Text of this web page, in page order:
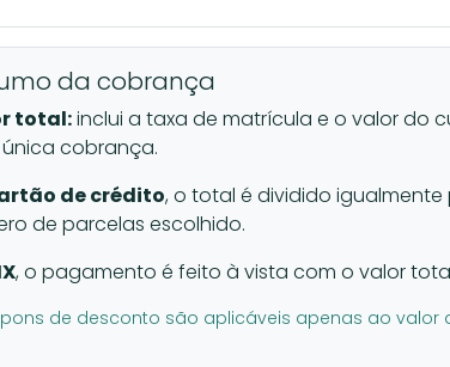
da cobrança
total:inclui a taxa de matrícula e o valor do
cobrança.
de crédito, o total é dividido igualmente
de parcelas escolhido.
, o pagamento é feito à vista com o valor
de desconto são aplicáveis apenas ao valor